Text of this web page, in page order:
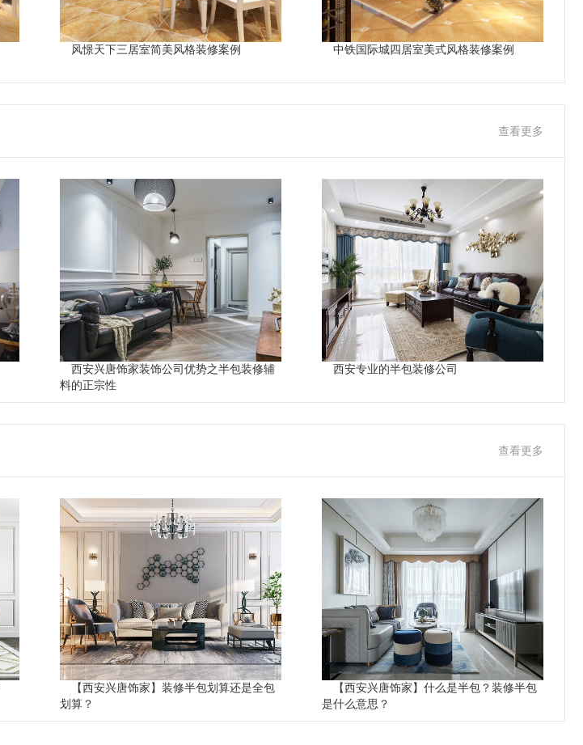
风憬天下三居室简美风格装修案例 中铁国际城四居室美式风格装修案例
查看更多
西安兴唐饰家装饰公司优势之半包装修辅
料的正宗性
西安专业的半包装修公司
查看更多
【西安兴唐饰家】装修半包划算还是全包
划算？
【西安兴唐饰家】什么是半包？装修半包
是什么意思？